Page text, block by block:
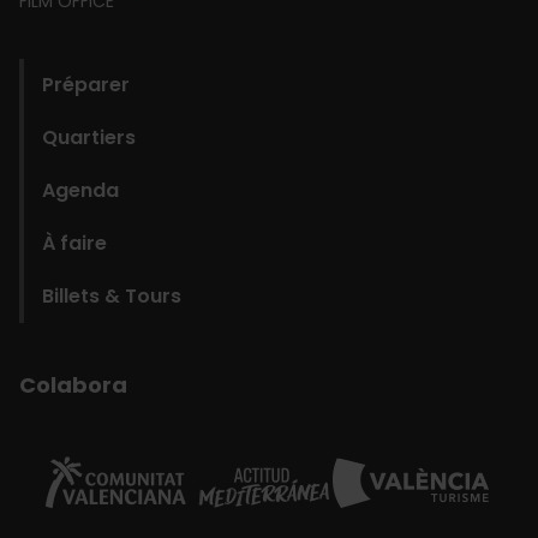
Préparer
Quartiers
Agenda
À faire
Billets & Tours
Colabora